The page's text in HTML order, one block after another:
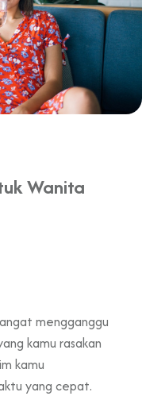
Wanita
mengganggu
kamu rasakan
kamu
yang cepat.